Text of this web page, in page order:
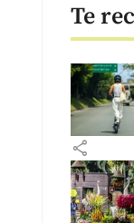
Te
share